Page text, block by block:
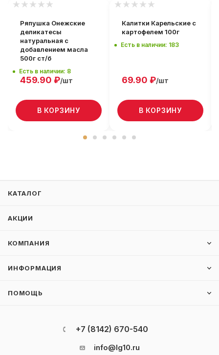
Ряпушка Онежские
деликатесы
натуральная с
добавлением масла
500г ст/б
Есть в наличии: 8
459.90 ₽/шт
В КОРЗИНУ
Калитки Карельские с
картофелем 100г
Есть в наличии: 183
69.90 ₽/шт
В КОРЗИНУ
КАТАЛОГ
АКЦИИ
КОМПАНИЯ
ИНФОРМАЦИЯ
ПОМОЩЬ
+7 (8142) 670-540
info@lg10.ru